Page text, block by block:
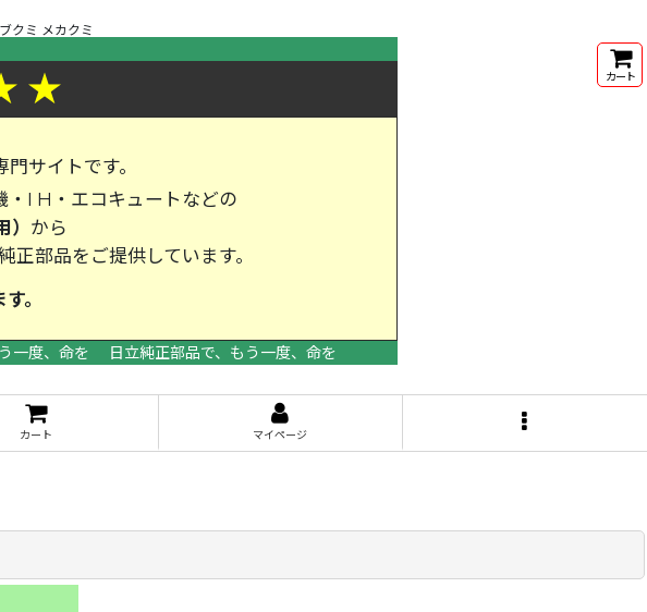
クミ メカクミ
★
サイトです。
・I H・エコキュートなどの
から
正部品をご提供しています。
品をお届けします。
度、命を 日立純正部品で、もう一度、命を
カート
カート マイページ